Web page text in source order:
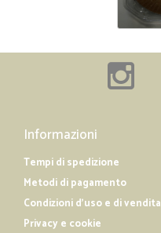
Informazioni
Tempi di spedizione
Metodi di pagamento
Condizioni d'uso e di vendita
Privacy e cookie